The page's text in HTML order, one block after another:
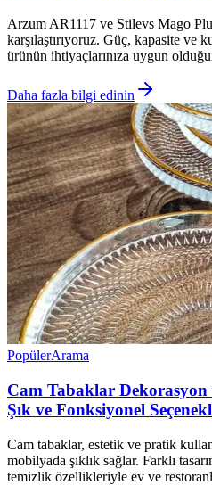
Arzum AR1117 ve Stilevs Mago
karşılaştırıyoruz. Güç, kapasite ve
ürünün ihtiyaçlarınıza uygun
Daha fazla bilgi edinin
PopülerArama
Cam Tabaklar
Şık ve Fonksiyonel
Cam tabaklar, estetik ve pratik
mobilyada şıklık sağlar. Farklı
temizlik özellikleriyle ev ve